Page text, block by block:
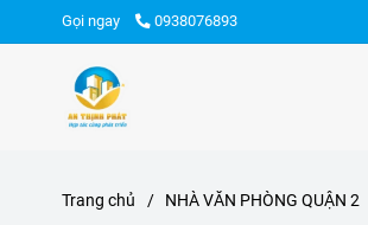
Gọi ngay 0938076893
Trang chủ / NHÀ VĂN PHÒNG QUẬN 2